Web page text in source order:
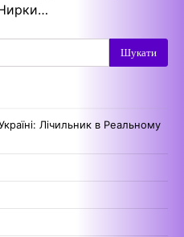
Лічильник в Реальному